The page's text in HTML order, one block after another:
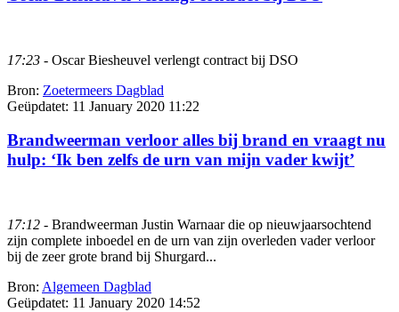
17:23 - Oscar Biesheuvel verlengt contract bij DSO
Bron: Zoetermeers Dagblad
Geüpdatet: 11 January 2020 11:22
Brandweerman verloor alles bij brand en vraagt nu
hulp: ‘Ik ben zelfs de urn van mijn vader kwijt’
17:12 - Brandweerman Justin Warnaar die op nieuwjaarsochtend
zijn complete inboedel en de urn van zijn overleden vader verloor
bij de zeer grote brand bij Shurgard...
Bron: Algemeen Dagblad
Geüpdatet: 11 January 2020 14:52